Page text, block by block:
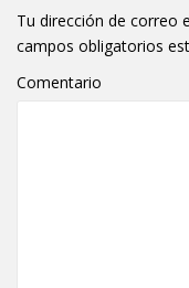
Tu dirección de correo
campos obligatorios
Comentario